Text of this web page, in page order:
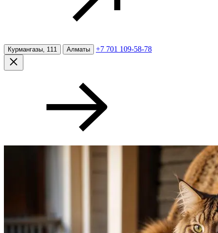
Курмангазы, 111 Алматы +7 701 109-58-78